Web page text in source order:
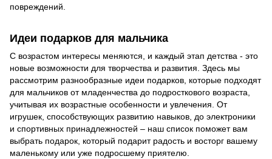
повреждений.
Идеи подарков для мальчика
С возрастом интересы меняются, и каждый этап детства - это
новые возможности для творчества и развития. Здесь мы
рассмотрим разнообразные идеи подарков, которые подходят
для мальчиков от младенчества до подросткового возраста,
учитывая их возрастные особенности и увлечения. От
игрушек, способствующих развитию навыков, до электроники
и спортивных принадлежностей – наш список поможет вам
выбрать подарок, который подарит радость и восторг вашему
маленькому или уже подросшему приятелю.